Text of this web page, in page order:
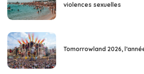
violences sexuelles
Tomorrowland 2026,